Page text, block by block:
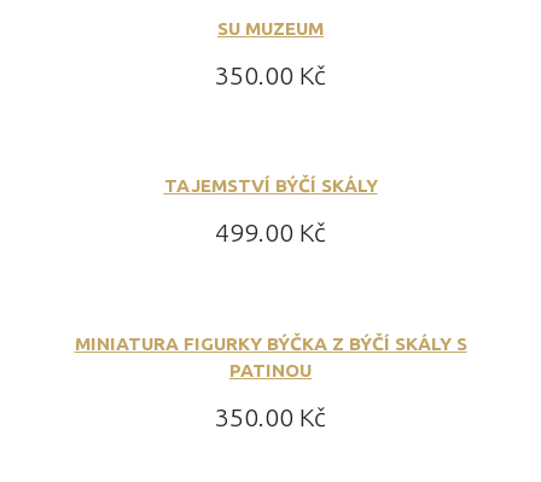
SU MUZEUM
Cena:
350.00 Kč
TAJEMSTVÍ BÝČÍ SKÁLY
Cena:
499.00 Kč
MINIATURA FIGURKY BÝČKA Z BÝČÍ SKÁLY S
PATINOU
Cena:
350.00 Kč